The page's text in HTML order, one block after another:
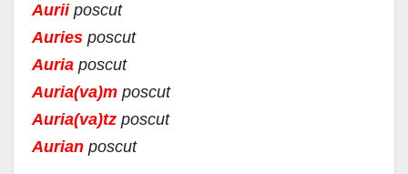
Aurii poscut
Auries poscut
Auria poscut
Auria(va)m poscut
Auria(va)tz poscut
Aurian poscut